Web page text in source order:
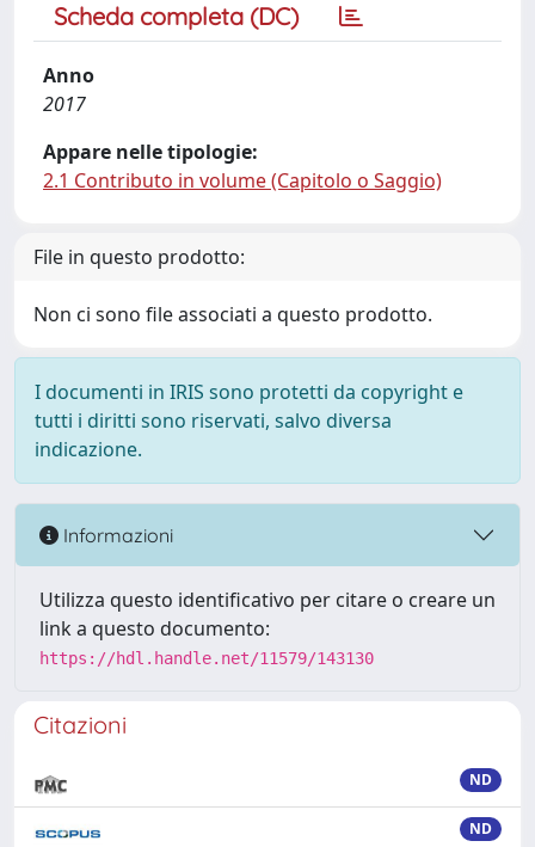
Scheda completa (DC)
Anno
2017
Appare nelle tipologie:
2.1 Contributo in volume (Capitolo o Saggio)
File in questo prodotto:
Non ci sono file associati a questo prodotto.
I documenti in IRIS sono protetti da copyright e
tutti i diritti sono riservati, salvo diversa
indicazione.
Informazioni
Utilizza questo identificativo per citare o creare un
link a questo documento:
https://hdl.handle.net/11579/143130
Citazioni
ND
ND